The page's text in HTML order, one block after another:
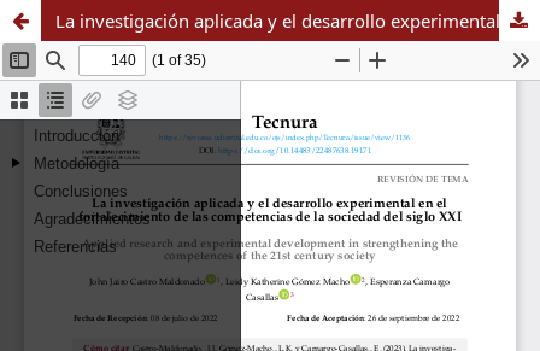
La investigación aplicada y el desarrollo experimental en el fortalecimiento de las competencias de la sociedad del siglo XXI